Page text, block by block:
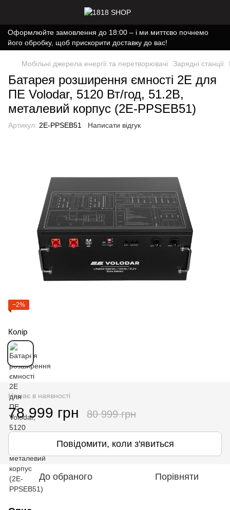
Оформлюйте замовлення до 18:00 – і ми миттєво почнемо
його обробку, щоб прискорити доставку до вас!
Мобільні джерела енергії та перетворювачі Зарядні станції
Батарея розширення ємності 2E для
ПЕ Volodar, 5120 Вт/год, 51.2В,
металевий корпус (2E-PPSEB51)
Артикул: 2E-PPSEB51 Написати відгук
−2%
Колір
Немає в наявності
78 999 грн 80 999 грн
Повідомити, коли з'явиться
До обраного Порівняти